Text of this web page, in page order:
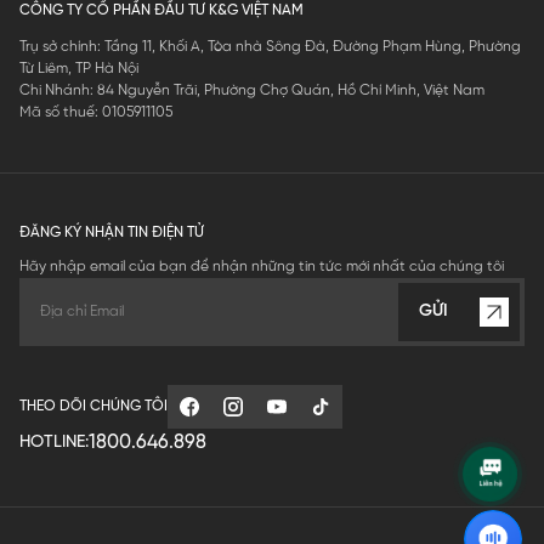
CÔNG TY CỔ PHẦN ĐẦU TƯ K&G VIỆT NAM
Trụ sở chính: Tầng 11, Khối A, Tòa nhà Sông Đà, Đường Phạm Hùng, Phường
Từ Liêm, TP Hà Nội
Chi Nhánh: 84 Nguyễn Trãi, Phường Chợ Quán, Hồ Chí Minh, Việt Nam
Mã số thuế: 0105911105
ĐĂNG KÝ NHẬN TIN ĐIỆN TỬ
Hãy nhập email của bạn để nhận những tin tức mới nhất của chúng tôi
GỬI
THEO DÕI CHÚNG TÔI
HOTLINE:1800.646.898